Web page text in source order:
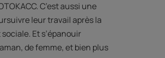
C’est aussi une
leur travail après la
Et s’épanouir
de femme, et bien plus